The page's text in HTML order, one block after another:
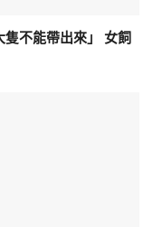
不能帶出來」 女飼